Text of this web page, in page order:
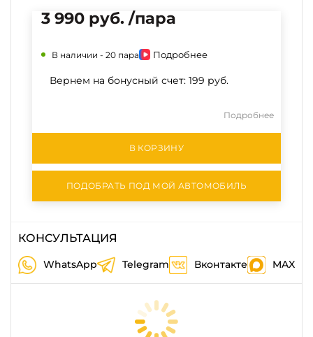
3 990 руб. /пара
В наличии - 20 пара Подробнее
Вернем на бонусный счет: 199 руб.
Подробнее
В КОРЗИНУ
ПОДОБРАТЬ ПОД МОЙ АВТОМОБИЛЬ
КОНСУЛЬТАЦИЯ
WhatsApp Telegram Вконтакте MAX